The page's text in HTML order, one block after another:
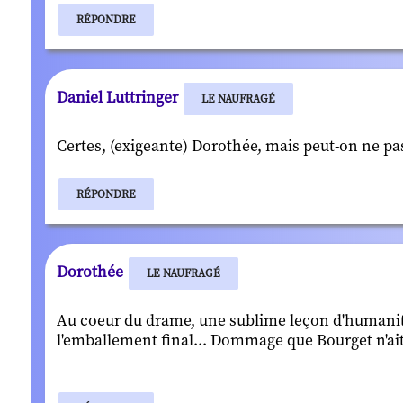
RÉPONDRE
Daniel Luttringer LE NAUFRAGÉ
Certes, (exigeante) Dorothée, mais peut-on ne
RÉPONDRE
Dorothée LE NAUFRAGÉ
Au coeur du drame, une sublime leçon
l'emballement final... Dommage que Bourget